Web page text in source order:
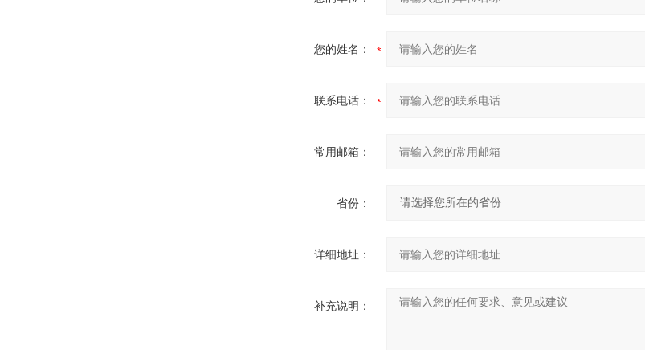
您的姓名：
联系电话：
常用邮箱：
省份：
详细地址：
补充说明：